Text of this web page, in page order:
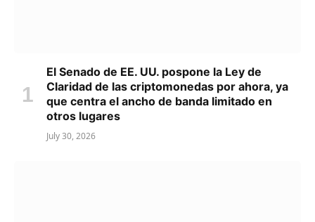
El Senado de EE. UU. pospone la Ley de
Claridad de las criptomonedas por ahora, ya
que centra el ancho de banda limitado en
otros lugares
July 30, 2026